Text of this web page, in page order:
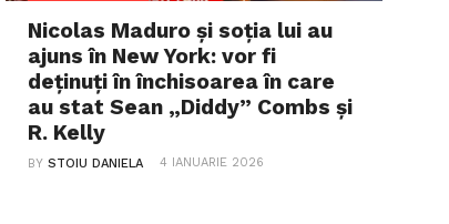
Nicolas Maduro și soția lui au
ajuns în New York: vor fi
deținuți în închisoarea în care
au stat Sean „Diddy” Combs și
R. Kelly
BYSTOIU DANIELA 4 IANUARIE 2026